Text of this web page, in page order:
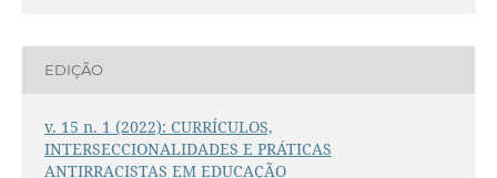
EDIÇÃO
v. 15 n. 1 (2022): CURRÍCULOS,
INTERSECCIONALIDADES E PRÁTICAS
ANTIRRACISTAS EM EDUCAÇÃO